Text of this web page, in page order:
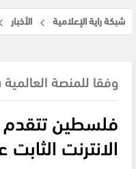
شبكة راية الإعلامية الأخبار
وفقا للمنصة العالمية Ookla
الانترنت الثابت